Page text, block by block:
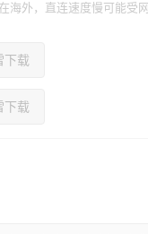
海外，直连速度慢可能受
下载
下载